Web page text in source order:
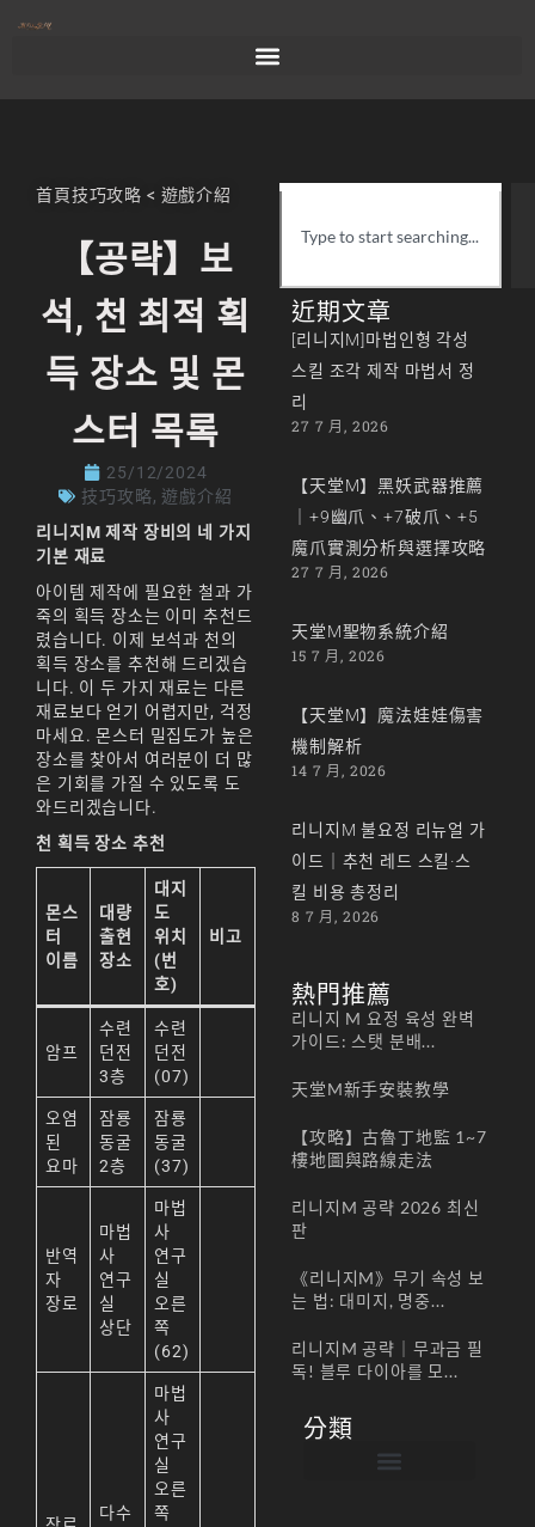
首頁技巧攻略 < 遊戲介紹
【공략】보
석, 천 최적 획
득 장소 및 몬
스터 목록
25/12/2024
技巧攻略, 遊戲介紹
리니지M 제작 장비의 네 가지
기본 재료
아이템 제작에 필요한 철과 가
죽의 획득 장소는 이미 추천드
렸습니다. 이제 보석과 천의
획득 장소를 추천해 드리겠습
니다. 이 두 가지 재료는 다른
재료보다 얻기 어렵지만, 걱정
마세요. 몬스터 밀집도가 높은
장소를 찾아서 여러분이 더 많
은 기회를 가질 수 있도록 도
와드리겠습니다.
천 획득 장소 추천
몬스
터
이름
대량
출현
장소
대지
도
위치
(번
호)
비고
암프
수련
던전
3층
수련
던전
(07)
오염
된
요마
잠룡
동굴
2층
잠룡
동굴
(37)
반역
자
장로
마법
사
연구
실
상단
마법
사
연구
실
오른
쪽
(62)
다수
마법
사
연구
실
오른
쪽
近期文章
[리니지M]마법인형 각성
스킬 조각 제작 마법서 정
리
27 7 月, 2026
【天堂M】黑妖武器推薦
｜+9幽爪、+7破爪、+5
魔爪實測分析與選擇攻略
27 7 月, 2026
天堂M聖物系統介紹
15 7 月, 2026
【天堂M】魔法娃娃傷害
機制解析
14 7 月, 2026
리니지M 불요정 리뉴얼 가
이드｜추천 레드 스킬·스
킬 비용 총정리
8 7 月, 2026
熱門推薦
리니지 M 요정 육성 완벽
가이드: 스탯 분배...
天堂M新手安裝教學
【攻略】古魯丁地監 1~7
樓地圖與路線走法
리니지M 공략 2026 최신
판
《리니지M》무기 속성 보
는 법: 대미지, 명중...
리니지M 공략｜무과금 필
독! 블루 다이아를 모...
分類